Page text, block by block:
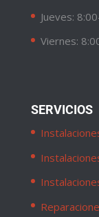
Jueves:
Viernes:
SERVICIOS